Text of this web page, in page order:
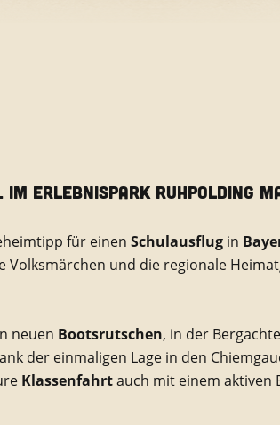
ERLEBNISPARK RUHPOLDING
für einen Schulausflug in
und die regionale
neuen Bootsrutschen, in der
der einmaligen Lage in den
Klassenfahrtauch mit einem aktiven